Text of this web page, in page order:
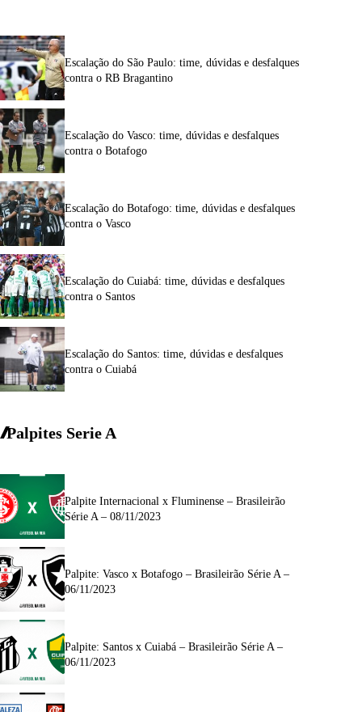
Escalação do São Paulo: time, dúvidas e desfalques
contra o RB Bragantino
Escalação do Vasco: time, dúvidas e desfalques
contra o Botafogo
Escalação do Botafogo: time, dúvidas e desfalques
contra o Vasco
Escalação do Cuiabá: time, dúvidas e desfalques
contra o Santos
Escalação do Santos: time, dúvidas e desfalques
contra o Cuiabá
Palpites Serie A
Palpite Internacional x Fluminense – Brasileirão
Série A – 08/11/2023
Palpite: Vasco x Botafogo – Brasileirão Série A –
06/11/2023
Palpite: Santos x Cuiabá – Brasileirão Série A –
06/11/2023